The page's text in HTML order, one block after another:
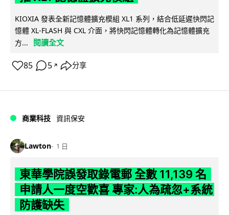
KIOXIA 發表全新記憶體擴充模組 XL1 系列，結合低延遲快閃記
憶體 XL-FLASH 與 CXL 介面，將快閃記憶體轉化為記憶體擴充
方...
閱讀全文
85 5 ↗ 分享
商業科技 資訊保安
Lawton 1 日
東華學院誤發取錄電郵 全數 11,139 名
申請人一度空歡喜 專家:人為疏忽+系統
防護缺失